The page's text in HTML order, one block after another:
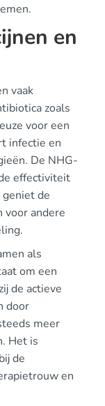
en
vaak
zoals
voor een
infectie en
De NHG-
effectiviteit
de
voor andere
als
om een
de actieve
door
meer
Het is
de
en